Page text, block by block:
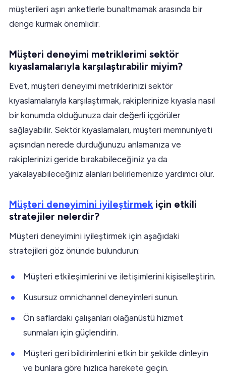
müşterileri aşırı anketlerle bunaltmamak arasında bir
denge kurmak önemlidir.
Müşteri deneyimi metriklerimi sektör
kıyaslamalarıyla karşılaştırabilir miyim?
Evet, müşteri deneyimi metriklerinizi sektör
kıyaslamalarıyla karşılaştırmak, rakiplerinize kıyasla nasıl
bir konumda olduğunuza dair değerli içgörüler
sağlayabilir. Sektör kıyaslamaları, müşteri memnuniyeti
açısından nerede durduğunuzu anlamanıza ve
rakiplerinizi geride bırakabileceğiniz ya da
yakalayabileceğiniz alanları belirlemenize yardımcı olur.
Müşteri deneyimini iyileştirmek için etkili
stratejiler nelerdir?
Müşteri deneyimini iyileştirmek için aşağıdaki
stratejileri göz önünde bulundurun:
Müşteri etkileşimlerini ve iletişimlerini kişiselleştirin.
Kusursuz omnichannel deneyimleri sunun.
Ön saflardaki çalışanları olağanüstü hizmet
sunmaları için güçlendirin.
Müşteri geri bildirimlerini etkin bir şekilde dinleyin
ve bunlara göre hızlıca harekete geçin.